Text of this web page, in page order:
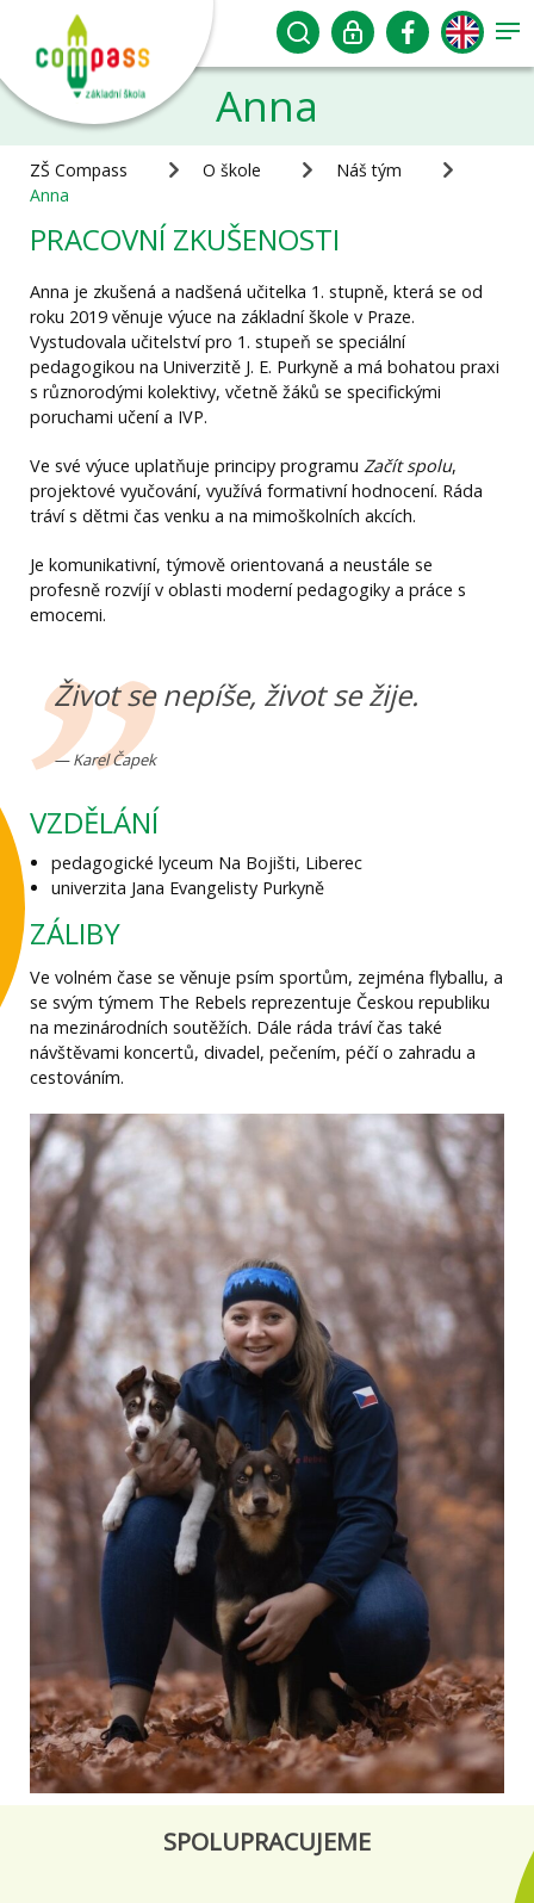
Anna
ZŠ Compass O škole
Náš tým
Anna
PRACOVNÍ ZKUŠENOSTI
Anna je zkušená a nadšená učitelka 1. stupně, která se od
roku 2019 věnuje výuce na základní škole v Praze.
Vystudovala učitelství pro 1. stupeň se speciální
pedagogikou na Univerzitě J. E. Purkyně a má bohatou praxi
s různorodými kolektivy, včetně žáků se specifickými
poruchami učení a IVP.
Ve své výuce uplatňuje principy programu Začít spolu,
projektové vyučování, využívá formativní hodnocení. Ráda
tráví s dětmi čas venku a na mimoškolních akcích.
Je komunikativní, týmově orientovaná a neustále se
profesně rozvíjí v oblasti moderní pedagogiky a práce s
emocemi.
Život se nepíše, život se žije.
Karel Čapek
VZDĚLÁNÍ
pedagogické lyceum Na Bojišti, Liberec
univerzita Jana Evangelisty Purkyně
ZÁLIBY
Ve volném čase se věnuje psím sportům, zejména flyballu, a
se svým týmem The Rebels reprezentuje Českou republiku
na mezinárodních soutěžích. Dále ráda tráví čas také
návštěvami koncertů, divadel, pečením, péčí o zahradu a
cestováním.
SPOLUPRACUJEME